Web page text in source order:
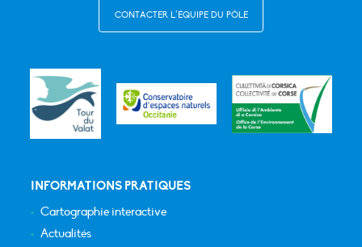
CONTACTER L’ÉQUIPE DU PÔLE
INFORMATIONS PRATIQUES
Cartographie interactive
Actualités